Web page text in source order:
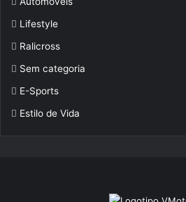
Lifestyle
Ralicross
Sem categoria
E-Sports
Estilo de Vida